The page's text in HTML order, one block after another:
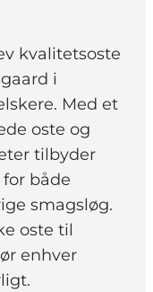
kvalitetsoste
i
Med et
oste og
tilbyder
både
smagsløg.
oste til
enhver